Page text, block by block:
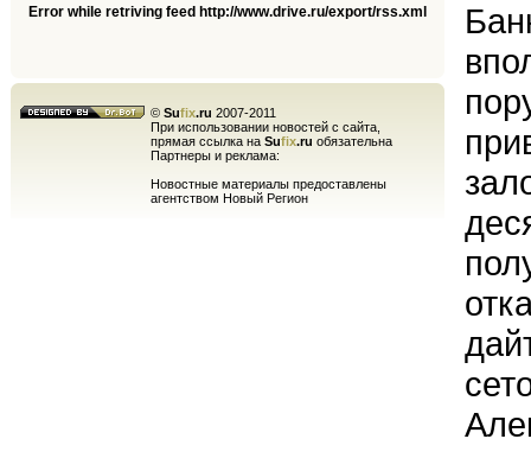
Error while retriving feed http://www.drive.ru/export/rss.xml
© Sufix.ru 2007-2011
При использовании новостей с сайта,
прямая ссылка на Sufix.ru обязательна
Партнеры и реклама:
Новостные материалы предоставлены
агентством Новый Регион